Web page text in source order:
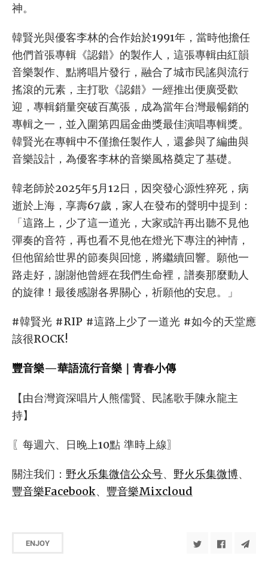
神。
韓賢光與優客李林的合作始於1991年，當時他擔任
他們首張專輯《認錯》的製作人，這張專輯由紅韻
音樂製作、點將唱片發行，融合了城市民謠與流行
搖滾的元素，主打歌《認錯》一經推出便廣受歡
迎，專輯銷量突破百萬張，成為當年台灣最暢銷的
專輯之一，並入圍第四屆金曲獎最佳演唱專輯獎。
韓賢光在專輯中不僅擔任製作人，還參與了編曲與
音樂設計，為優客李林的音樂風格奠定了基礎。
韓老師於2025年5月12日，因突發心源性猝死，病
逝於上海，享壽67歲，家人在發布的聲明中提到：
「這路上，少了這一道光，大家或許再出聽不見他
彈奏的音符，再也看不見他在燈光下專注的神情，
但他留給世界的節奏與回憶，將繼續回響。願他一
路走好，謝謝他曾經在我們生命裡，譜奏那麼動人
的旋律！最後感謝各界關心，祈願他的安息。」
#韓賢光 #RIP #這路上少了一道光 #如今的天堂應
該很ROCK!
豐音樂—華語流行音樂｜青春小傳
【由台灣資深唱片人熊儒賢、民謠歌手陳永龍主
持】
〖每週六、日晚上10點 準時上線〗
關注我们： 野火乐集微信公众号、 野火乐集微博、
豐音樂Facebook、 豐音樂Mixcloud
ENJOY